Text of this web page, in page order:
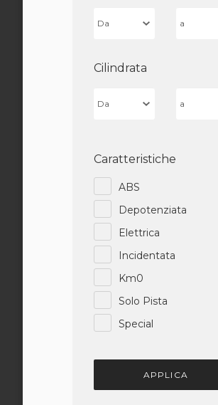
Cilindrata
Caratteristiche
ABS
Depotenziata
Elettrica
Incidentata
Km0
Solo Pista
Special
APPLICA